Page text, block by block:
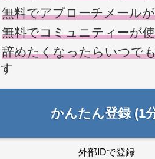
無料でアプローチメール
無料でコミュニティーが
辞めたくなったらいつで
す
かんたん登録 (1
外部IDで登録